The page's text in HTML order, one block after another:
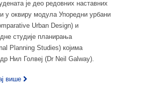
је део редовних наставних
у оквиру модула Упоредни урбани
Urban Design) и
студије планирања
Planning Studies) којима
Нил Голвеј (Dr Neil Galway).
више